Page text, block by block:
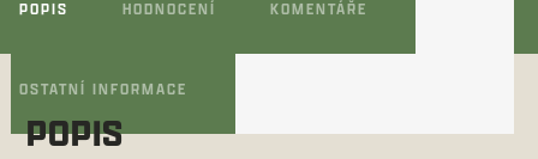
POPIS HODNOCENÍ KOMENTÁŘE
OSTATNÍ INFORMACE
POPIS